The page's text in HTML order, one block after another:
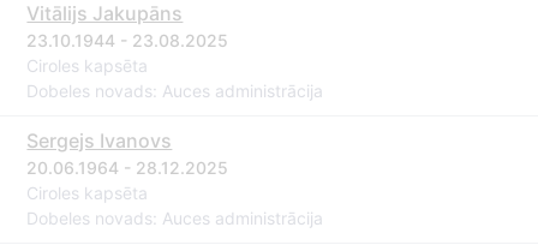
Vitālijs Jakupāns
23.10.1944 - 23.08.2025
Ciroles kapsēta
Dobeles novads: Auces administrācija
Sergejs Ivanovs
20.06.1964 - 28.12.2025
Ciroles kapsēta
Dobeles novads: Auces administrācija